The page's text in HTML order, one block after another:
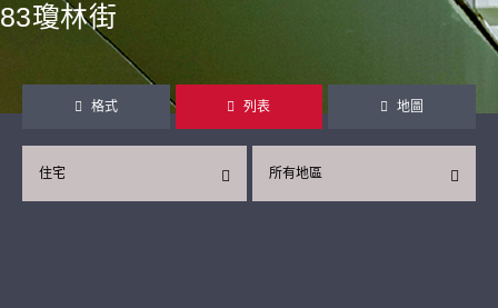
83瓊林街
格式 列表 地圖
所有地區
住宅